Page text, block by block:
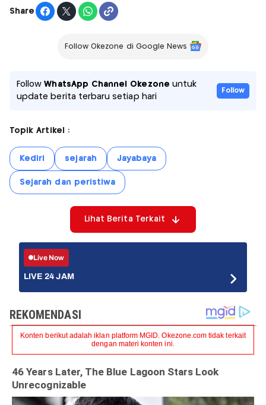
Share
Follow Okezone di Google News
FollowWhatsApp Channel Okezone untuk
update berita terbaru setiap hari
Follow
Topik Artikel :
Kediri sejarah Jayabaya
Sejarah dan peristiwa
Lihat Berita Terkait
Live Now
LIVE 24 JAM